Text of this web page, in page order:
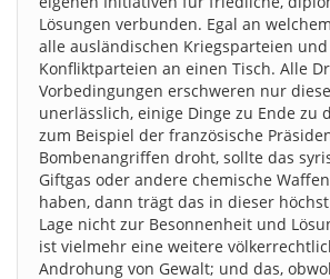
Lösungen verbunden. Egal an
alle ausländischen Kriegsparteien
Konfliktparteien an einen Tisch. Alle
Vorbedingungen erschweren nur
unerlässlich, einige Dinge zu Ende zu
zum Beispiel der französische
Bombenangriffen droht, sollte das
Giftgas oder andere chemische
haben, dann trägt das in dieser
Lage nicht zur Besonnenheit und
ist vielmehr eine weitere
Androhung von Gewalt; und das,